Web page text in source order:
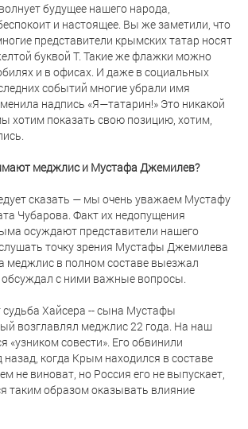
будущее нашего народа,
и настоящее. Вы же заметили, что
представители крымских татар носят
буквой Т. Такие же флажки можно
и в офисах. И даже в социальных
событий многие убрали имя
надпись «Я—татарин!» Это никакой
хотим показать свою позицию, хотим,
меджлис и Мустафа Джемилев?
сказать — мы очень уважаем Мустафу
Чубарова. Факт их недопущения
осуждают представители нашего
точку зрения Мустафы Джемилева
меджлис в полном составе выезжал
обсуждал с ними важные вопросы.
судьба Хайсера -- сына Мустафы
возглавлял меджлис 22 года. На наш
«узником совести». Его обвинили
назад, когда Крым находился в составе
не виноват, но Россия его не выпускает,
таким образом оказывать влияние